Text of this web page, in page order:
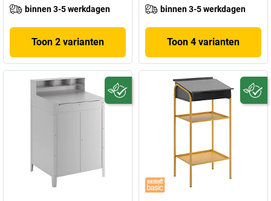
binnen 3-5 werkdagen
Toon 2 varianten
binnen 3-5 werkdagen
Toon 4 varianten